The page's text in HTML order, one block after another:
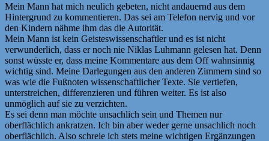
Mein Mann hat mich neulich gebeten, nicht andauernd aus dem
Hintergrund zu kommentieren. Das sei am Telefon nervig und vor
den Kindern nähme ihm das die Autorität.
Mein Mann ist kein Geisteswissenschaftler und es ist nicht
verwunderlich, dass er noch nie Niklas Luhmann gelesen hat. Denn
sonst wüsste er, dass meine Kommentare aus dem Off wahnsinnig
wichtig sind. Meine Darlegungen aus den anderen Zimmern sind so
was wie die Fußnoten wissenschaftlicher Texte. Sie vertiefen,
unterstreichen, differenzieren und führen weiter. Es ist also
unmöglich auf sie zu verzichten.
Es sei denn man möchte unsachlich sein und Themen nur
oberflächlich ankratzen. Ich bin aber weder gerne unsachlich noch
oberflächlich. Also schreie ich stets meine wichtigen Ergänzungen